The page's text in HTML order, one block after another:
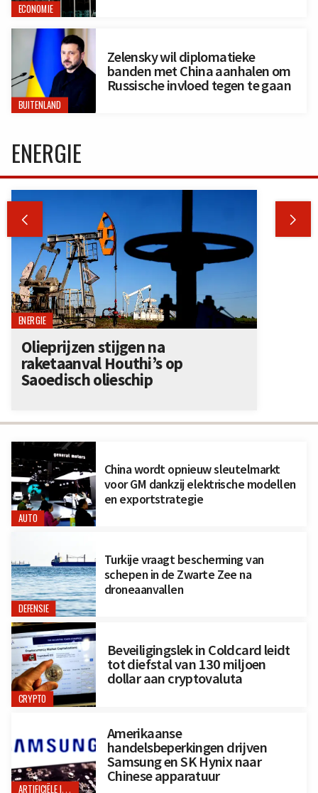
ECONOMIE
BUITENLAND
Zelensky wil diplomatieke
banden met China aanhalen om
Russische invloed tegen te gaan
AUTO
China wordt opnieuw sleutelmarkt
voor GM dankzij elektrische modellen
en exportstrategie
DEFENSIE
Turkije vraagt bescherming van
schepen in de Zwarte Zee na
droneaanvallen
CRYPTO
Beveiligingslek in Coldcard leidt
tot diefstal van 130 miljoen
dollar aan cryptovaluta
ARTIFICIËLE INTELLIGENTIE
Amerikaanse
handelsbeperkingen drijven
Samsung en SK Hynix naar
Chinese apparatuur
ENERGIE
 
ENERGIE
Olieprijzen stijgen na
raketaanval Houthi’s op
Saoedisch olieschip